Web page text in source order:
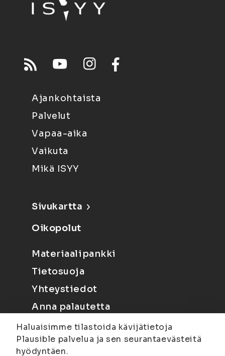
Ajankohtaista
Palvelut
Vapaa-aika
Vaikuta
Mikä ISYY
Sivukartta
Oikopolut
Materiaalipankki
Tietosuoja
Yhteystiedot
Anna palautetta
Haluaisimme tilastoida kävijätietoja
Plausible palvelua ja sen seurantaevästeitä
hyödyntäen.